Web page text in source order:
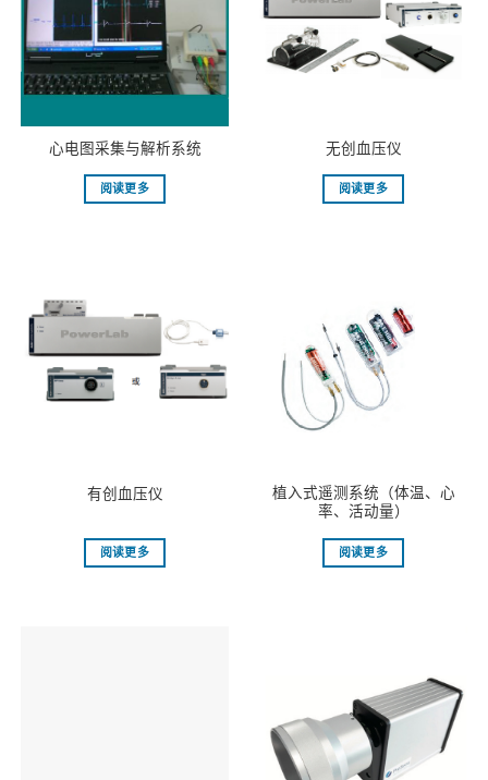
⼼电图采集与解析系统
阅读更多
⽆创⾎压仪
阅读更多
有创血压仪
阅读更多
植入式遥测系统（体温、心
率、活动量）
阅读更多